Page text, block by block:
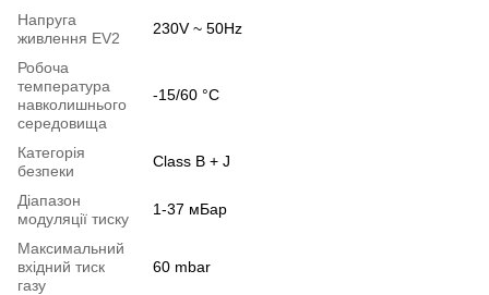
Напруга
живлення EV2
230V ~ 50Hz
Робоча
температура
навколишнього
середовища
-15/60 °С
Категорія
безпеки
Class B + J
Діапазон
модуляції тиску
1-37 мБар
Максимальний
вхідний тиск
газу
60 mbar